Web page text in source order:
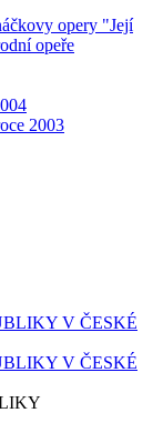
opery "Její
opeře
2003